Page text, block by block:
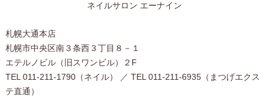
ネイルサロン エーナイン
札幌大通本店
札幌市中央区南３条西３丁目８－１
エテルノビル（旧スワンビル）２F
TEL 011-211-1790（ネイル） ／ TEL 011-211-6935（まつげエクス
テ直通）